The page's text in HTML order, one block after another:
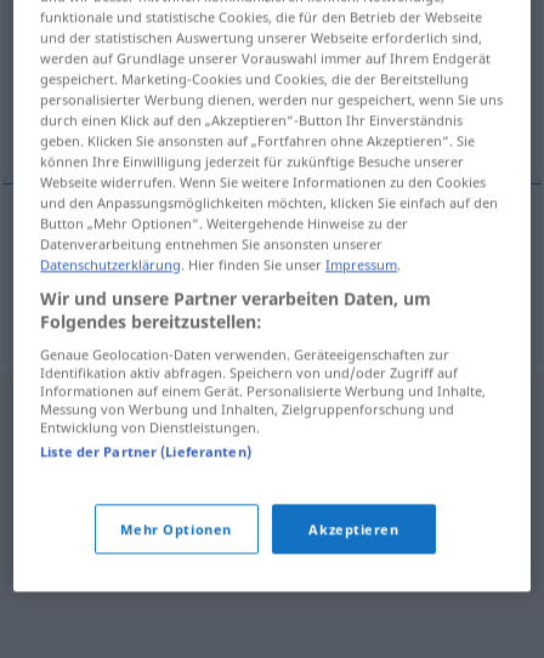
Übersicht aller Übersetzungen
(Für mehr Details die Übersetzung anklicken/antippen)
Bayer, Bayerin
Bayerm Bavor
Bayerinf Bavor
funktionale und statistische Cookies, die für den Betrieb der Webseite
und der statistischen Auswertung unserer Webseite erforderlich sind,
werden auf Grundlage unserer Vorauswahl immer auf Ihrem Endgerät
gespeichert. Marketing-Cookies und Cookies, die der Bereitstellung
personalisierter Werbung dienen, werden nur gespeichert, wenn Sie uns
durch einen Klick auf den „Akzeptieren“-Button Ihr Einverständnis
geben. Klicken Sie ansonsten auf „Fortfahren ohne Akzeptieren“. Sie
können Ihre Einwilligung jederzeit für zukünftige Besuche unserer
Webseite widerrufen. Wenn Sie weitere Informationen zu den Cookies
und den Anpassungsmöglichkeiten möchten, klicken Sie einfach auf den
Button „Mehr Optionen“. Weitergehende Hinweise zu der
Datenverarbeitung entnehmen Sie ansonsten unserer
Datenschutzerklärung. Hier finden Sie unserImpressum.
Wir und unsere Partner verarbeiten Daten, um
Folgendes bereitzustellen:
Genaue Geolocation-Daten verwenden. Geräteeigenschaften zur
Identifikation aktiv abfragen. Speichern von und/oder Zugriff auf
Informationen auf einem Gerät. Personalisierte Werbung und Inhalte,
Messung von Werbung und Inhalten, Zielgruppenforschung und
Entwicklung von Dienstleistungen.
Liste der Partner (Lieferanten)
Mehr Optionen Akzeptieren